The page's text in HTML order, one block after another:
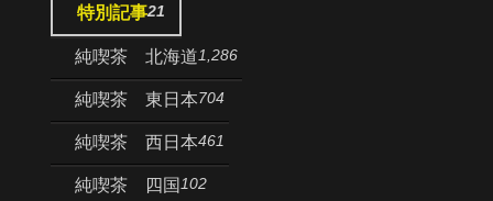
特別記事21
純喫茶 北海道1,286
純喫茶 東日本704
純喫茶 西日本461
純喫茶 四国 102